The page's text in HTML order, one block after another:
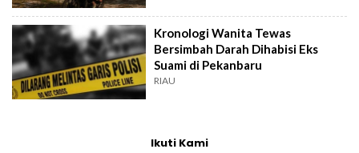
Kronologi Wanita Tewas
Bersimbah Darah Dihabisi Eks
Suami di Pekanbaru
RIAU
Ikuti Kami